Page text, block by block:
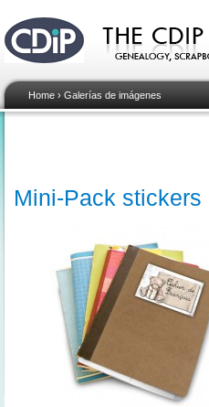
Home › Galerías de imágenes
Mini-Pack stickers